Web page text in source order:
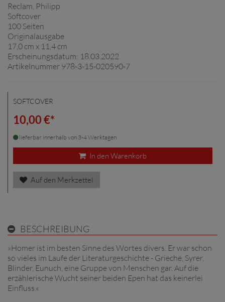
Reclam, Philipp
Softcover
100 Seiten
Originalausgabe
17,0 cm x 11,4 cm
Erscheinungsdatum: 18.03.2022
Artikelnummer 978-3-15-020590-7
SOFTCOVER
10,00 €*
lieferbar innerhalb von 3-4 Werktagen
In den Warenkorb
Auf den Merkzettel
BESCHREIBUNG
»Homer ist im besten Sinne des Wortes divers. Er war schon
so vieles im Laufe der Literaturgeschichte - Grieche, Syrer,
Blinder, Eunuch, eine Gruppe von Menschen gar. Auf die
erzählerische Wucht seiner beiden Epen hat das keinerlei
Einfluss.«